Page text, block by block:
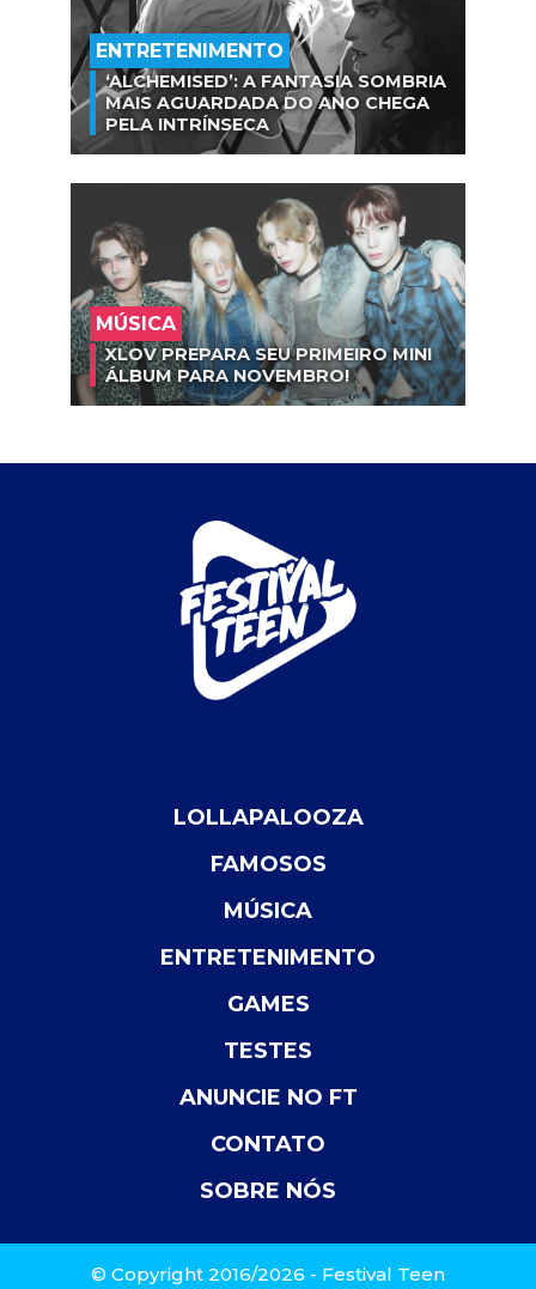
ENTRETENIMENTO
‘ALCHEMISED’: A FANTASIA SOMBRIA
MAIS AGUARDADA DO ANO CHEGA
PELA INTRÍNSECA
MÚSICA
XLOV PREPARA SEU PRIMEIRO MINI
ÁLBUM PARA NOVEMBRO!
LOLLAPALOOZA
FAMOSOS
MÚSICA
ENTRETENIMENTO
GAMES
TESTES
ANUNCIE NO FT
CONTATO
SOBRE NÓS
© Copyright 2016/2026 - Festival Teen